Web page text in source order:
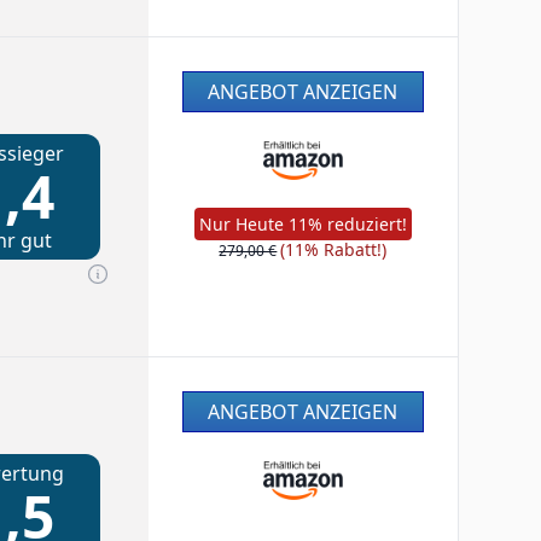
gut
ANGEBOT ANZEIGEN
Nur Heute 11% reduziert!
279,00 €(11% Rabatt!)
ANGEBOT ANZEIGEN